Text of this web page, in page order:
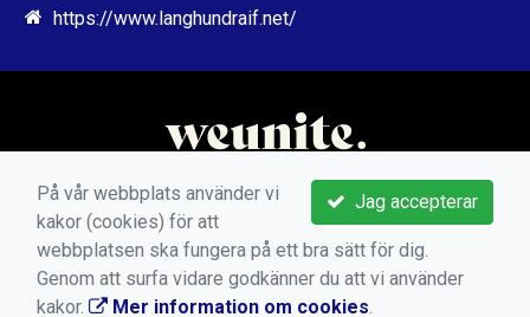
https://www.langhundraif.net/
Jag accepterar
På vår webbplats använder vi
kakor (cookies) för att
webbplatsen ska fungera på ett bra sätt för dig.
Genom att surfa vidare godkänner du att vi använder
kakor.
Mer information om cookies.